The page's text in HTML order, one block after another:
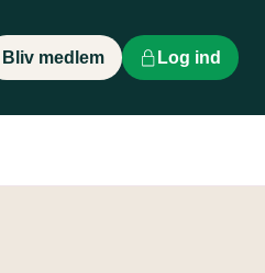
Bliv medlem Log ind